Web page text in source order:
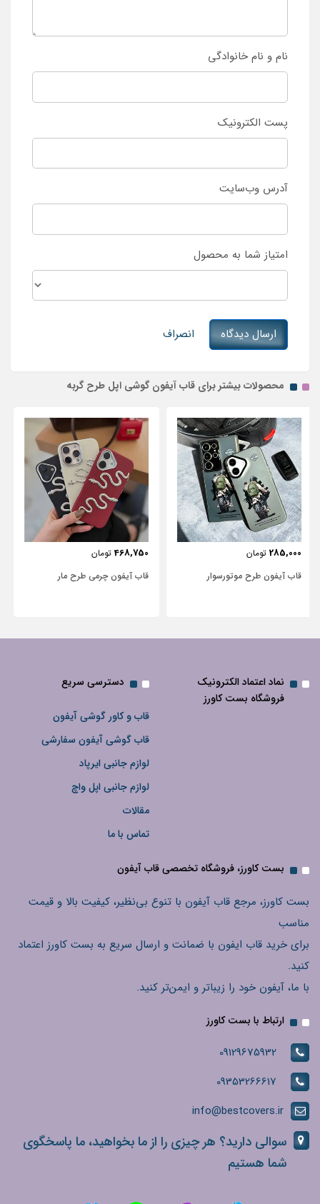
نام و نام خانوادگی
پست الکترونیک
آدرس وب‌سایت
امتیاز شما به محصول
ارسال دیدگاه انصراف
محصولات بیشتر برای قاب آیفون گوشی اپل طرح گربه
468,750 تومان
قاب آیفون چرمی طرح مار
443,750 تومان
قاب آیفون شفاف با پاپیون سفید و
نماد اعتماد الکترونیک
فروشگاه بست کاورز
دسترسی سریع
قاب و کاور گوشی آیفون
قاب گوشی آیفون سفارشی
لوازم جانبی ایرپاد
لوازم جانبی اپل واچ
مقالات
تماس با ما
بست کاورز، فروشگاه تخصصی قاب آیفون
بست کاورز، مرجع قاب آیفون با تنوع بی‌نظیر، کیفیت بالا و قیمت
مناسب
برای خرید قاب ایفون با ضمانت و ارسال سریع به بست کاورز اعتماد
کنید.
با ما، آیفون خود را زیباتر و ایمن‌تر کنید.
ارتباط با بست کاورز
09129675932
09353266617
info@bestcovers.ir
سوالی دارید؟ هر چیزی را از ما بخواهید، ما پاسخگوی
شما هستیم